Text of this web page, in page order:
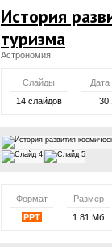
История
туризма
Астрономия
Слайды
Дата
14 слайдов
Формат
Размер
PPT
1.81 Мб